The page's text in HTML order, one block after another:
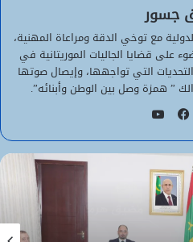
جسور
مع توخي الدقة ومراعاة المهنية،
على قضايا الجاليات الموريتانية في
التي تواجهها، وإيصال صوتها
” همزة وصل بين الوطن وأبنائه”.